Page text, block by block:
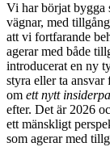
Vi har börjat bygga
vägnar, med
att vi fortfarande
agerar med både
introducerat en ny
styra eller ta
om ett nytt
efter. Det är 2026
ett mänskligt
som agerar med